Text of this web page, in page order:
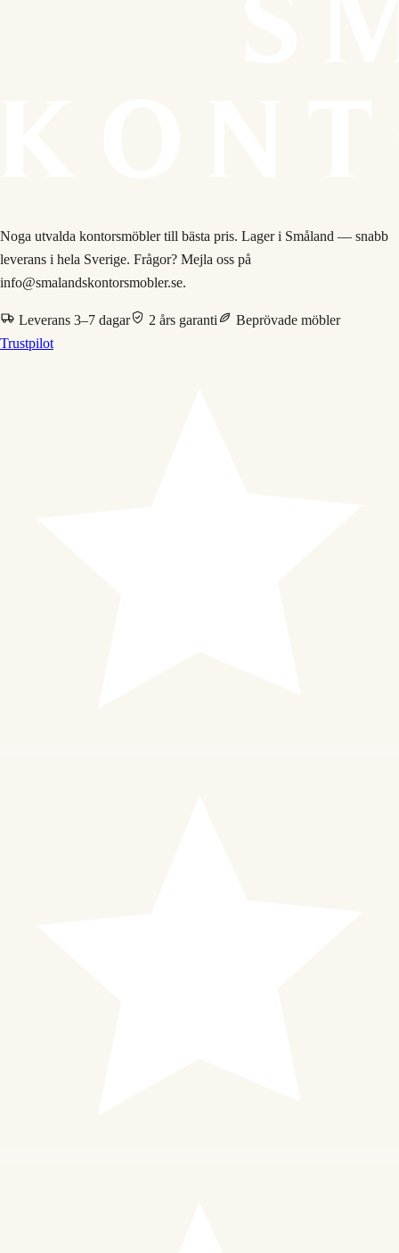
Noga utvalda kontorsmöbler till bästa pris. Lager i Småland — snabb
leverans i hela Sverige. Frågor? Mejla oss på
info@smalandskontorsmobler.se.
Leverans 3–7 dagar 2 års garanti
Beprövade möbler
Trustpilot